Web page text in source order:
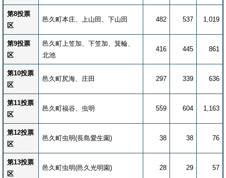
第8投票
区
邑久町本庄、上山田、下山田 482 537 1,019
第9投票
区
邑久町上笠加、下笠加、箕輪、
北池
416 445 861
第10投票
区
邑久町尻海、庄田 297 339 636
第11投票
区
邑久町福谷、虫明 559 604 1,163
第12投票
区
邑久町虫明(長島愛生園) 38 38 76
第13投票
区
邑久町虫明(邑久光明園) 28 29 57